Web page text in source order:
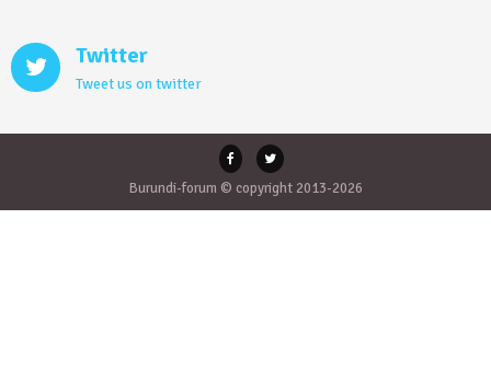
Twitter
Tweet us on twitter
Burundi-forum © copyright 2013-2026